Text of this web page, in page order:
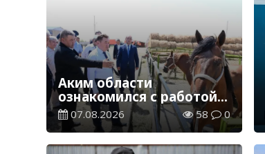
Аким области
ознакомился с работой
племенного хозяйства в
Жанакорганском районе
07.08.2026 58 0